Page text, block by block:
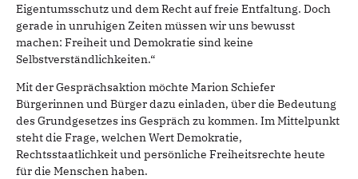
Eigentumsschutz und dem Recht auf freie Entfaltung. Doch
gerade in unruhigen Zeiten müssen wir uns bewusst
machen: Freiheit und Demokratie sind keine
Selbstverständlichkeiten.“
Mit der Gesprächsaktion möchte Marion Schiefer
Bürgerinnen und Bürger dazu einladen, über die Bedeutung
des Grundgesetzes ins Gespräch zu kommen. Im Mittelpunkt
steht die Frage, welchen Wert Demokratie,
Rechtsstaatlichkeit und persönliche Freiheitsrechte heute
für die Menschen haben.